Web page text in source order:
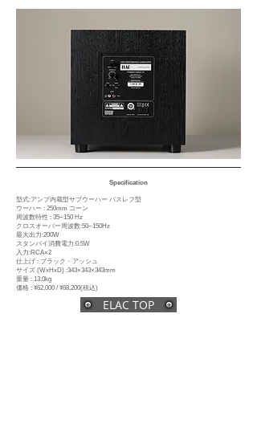
Specification
型式:アンプ内蔵型サブウーハー バスレフ型
ウーハー : 250mm コーン
周波数特性 : 35~150 Hz
クロスオーバー周波数:50~150Hz
最大出力:200W
スタンバイ消費電力:0.5W
入力:RCA×2
仕上げ : ブラック・アッシュ
サイズ (WxHxD) :343×343×343mm
重量 : 13.0kg
価格 : ¥62,000 / ¥68,200(税込)
ELAC TOP